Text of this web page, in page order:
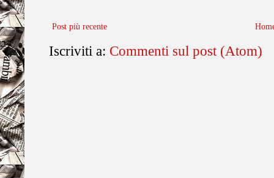
Post più recente
Iscriviti a: Commenti sul post (Atom)